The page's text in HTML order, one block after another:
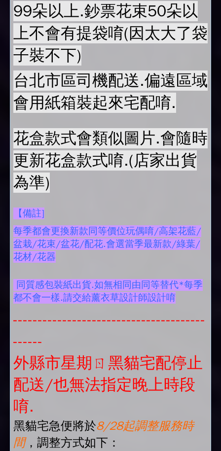
99朵以上.鈔票花束50朵以
上不會有提袋唷(因太大了袋
子裝不下)
台北市區司機配送.偏遠區域
會用紙箱裝起來宅配唷.
花盒款式會類似圖片.會隨時
更新花盒款式唷.(店家出貨
為準)
【備註]
每季都會更換新款同等價位玩偶唷/高架花藍/
盆栽/花束/盆花/配花.會選當季最新款/綠葉/
花材/花器
同質感包裝紙出貨.如無相同由同等替代*每季
都不會一樣.請交給薰衣草設計師設計唷
---------------------------------------
------
外縣市星期ㄖ黑貓宅配停止
配送/也無法指定晚上時段
唷.
黑貓宅急便將於8/28起調整服務時
間，調整方式如下：